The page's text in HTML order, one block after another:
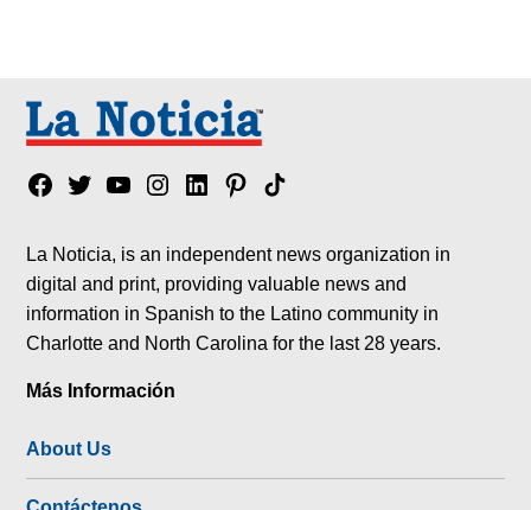
Facebook
TwitterYouTubeInstagram
LinkedinPinterest
Tik
La Noticia, is an independent news organization in
digital and print, providing valuable news and
information in Spanish to the Latino community in
Charlotte and North Carolina for the last 28 years.
Más Información
About Us